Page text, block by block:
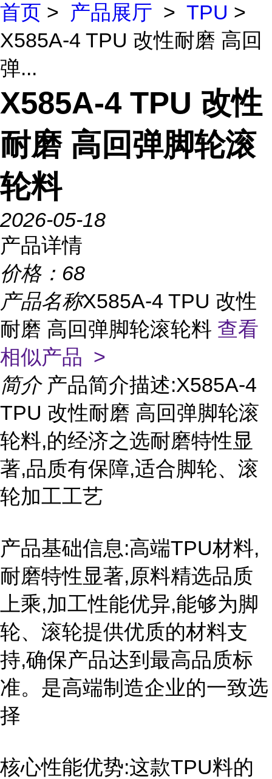
首页 > 产品展厅 > TPU >
X585A-4 TPU 改性耐磨 高回
弹...
X585A-4 TPU 改性
耐磨 高回弹脚轮滚
轮料
2026-05-18
产品详情
价格： 68
产品名称X585A-4 TPU 改性
耐磨 高回弹脚轮滚轮料 查看
相似产品 >
简介 产品简介描述:X585A-4
TPU 改性耐磨 高回弹脚轮滚
轮料,的经济之选耐磨特性显
著,品质有保障,适合脚轮、滚
轮加工工艺
产品基础信息:高端TPU材料,
耐磨特性显著,原料精选品质
上乘,加工性能优异,能够为脚
轮、滚轮提供优质的材料支
持,确保产品达到最高品质标
准。是高端制造企业的一致选
择
核心性能优势:这款TPU料的